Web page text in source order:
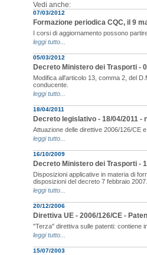
Vedi anche:
07/03/2012
Formazione periodica CQC, il 9
I corsi di aggiornamento possono
leggi tutto...
05/03/2012
Decreto Ministero dei Trasporti -
Modifica all'articolo 13, comma 2, del
conducente.
leggi tutto...
18/04/2011
Decreto legislativo - 18/04/2011 -
Attuazione delle direttive 2006/126/CE
leggi tutto...
16/10/2009
Decreto Ministero dei Trasporti -
Disposizioni applicative in materia di
disposizioni del decreto 7 febbraio 2007.
leggi tutto...
20/12/2006
Direttiva UE - 2006/126/CE -
"Terza" direttiva sulle patenti: contiene
leggi tutto...
15/07/2003